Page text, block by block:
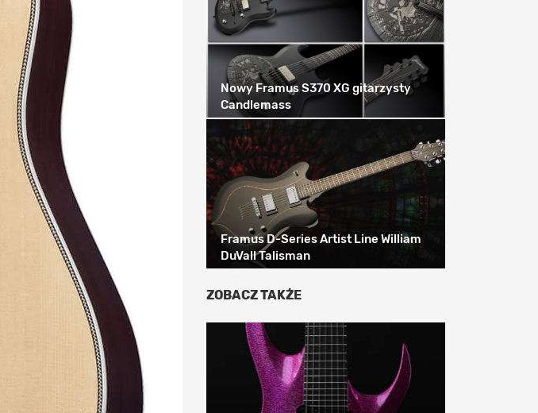
Nowy Framus S370 XG gitarzysty
Candlemass
Framus D-Series Artist Line William
DuVall Talisman
ZOBACZ TAKŻE